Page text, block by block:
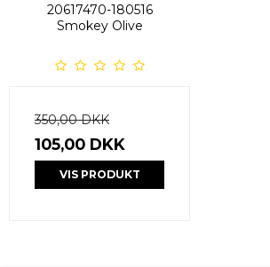
20617470-180516
Smokey Olive
350,00 DKK
105,00 DKK
VIS PRODUKT